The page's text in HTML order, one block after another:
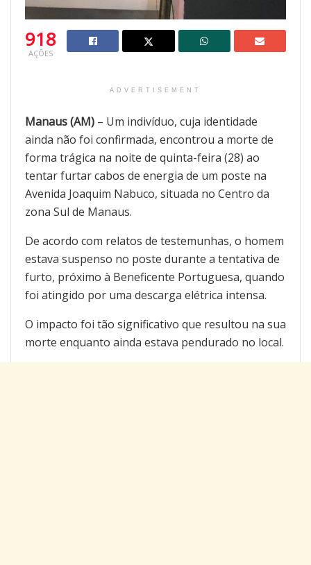
918
AÇÕES
ADVERTISEMENT
Manaus (AM) – Um indivíduo, cuja identidade
ainda não foi confirmada, encontrou a morte de
forma trágica na noite de quinta-feira (28) ao
tentar furtar cabos de energia de um poste na
Avenida Joaquim Nabuco, situada no Centro da
zona Sul de Manaus.
De acordo com relatos de testemunhas, o homem
estava suspenso no poste durante a tentativa de
furto, próximo à Beneficente Portuguesa, quando
foi atingido por uma descarga elétrica intensa.
O impacto foi tão significativo que resultou na sua
morte enquanto ainda estava pendurado no local.